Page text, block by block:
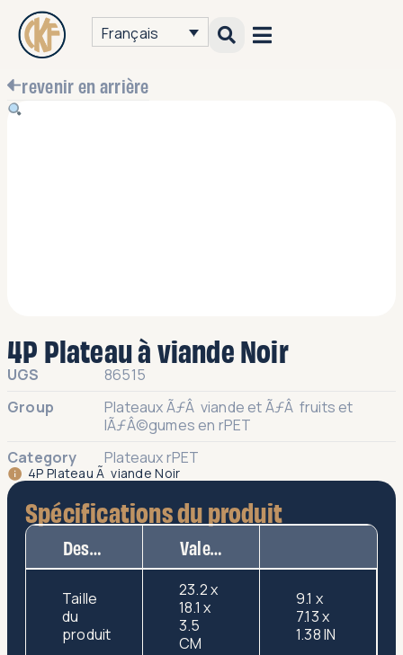
Français
revenir en arrière
4P Plateau à viande Noir
UGS
86515
Group
Plateaux ÃƒÂ viande et ÃƒÂ fruits et
lÃƒÂ©gumes en rPET
Category
Plateaux rPET
4P Plateau Ã viande Noir
Spécifications du produit
Description Valeur
Taille
du
produit
23.2 x
18.1 x
3.5
CM
9.1 x
7.13 x
1.38 IN